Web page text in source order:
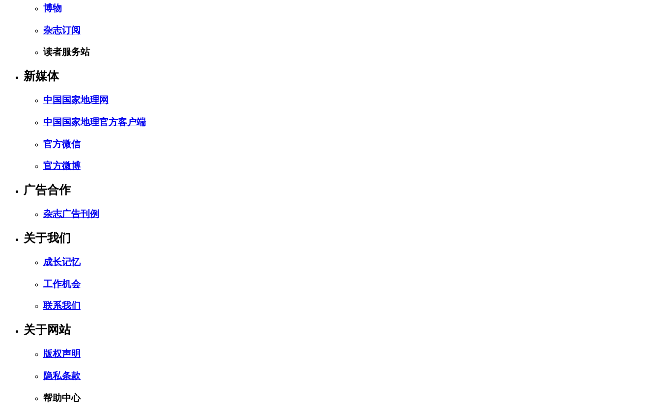
博物
杂志订阅
读者服务站
新媒体
中国国家地理网
中国国家地理官方客户端
官方微信
官方微博
广告合作
杂志广告刊例
关于我们
成长记忆
工作机会
联系我们
关于网站
版权声明
隐私条款
帮助中心